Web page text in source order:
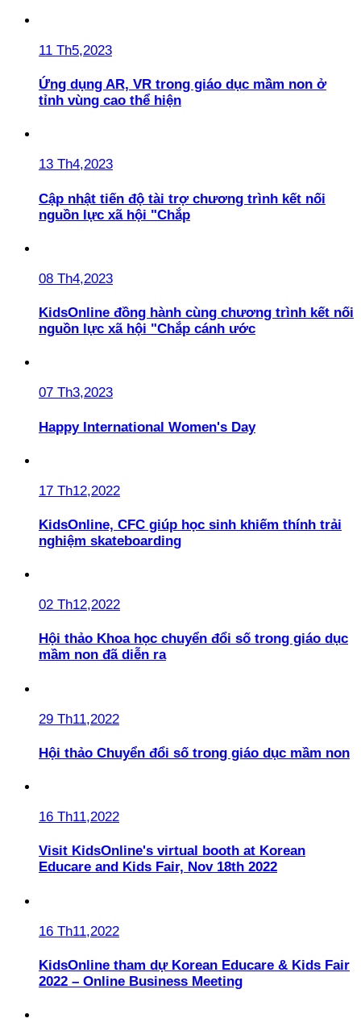
11 Th5,2023
Ứng dụng AR, VR trong giáo dục mầm non ở
tỉnh vùng cao thể hiện
13 Th4,2023
Cập nhật tiến độ tài trợ chương trình kết nối
nguồn lực xã hội "Chắp
08 Th4,2023
KidsOnline đồng hành cùng chương trình kết nối
nguồn lực xã hội "Chắp cánh ước
07 Th3,2023
Happy International Women's Day
17 Th12,2022
KidsOnline, CFC giúp học sinh khiếm thính trải
nghiệm skateboarding
02 Th12,2022
Hội thảo Khoa học chuyển đổi số trong giáo dục
mầm non đã diễn ra
29 Th11,2022
Hội thảo Chuyển đổi số trong giáo dục mầm non
16 Th11,2022
Visit KidsOnline's virtual booth at Korean
Educare and Kids Fair, Nov 18th 2022
16 Th11,2022
KidsOnline tham dự Korean Educare & Kids Fair
2022 – Online Business Meeting